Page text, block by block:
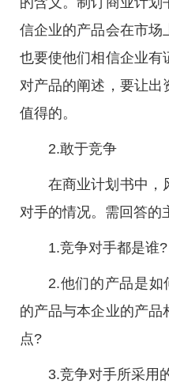
信企业的产品会在市场
也要使他们相信企业有
对产品的阐述，要让出
值得的。
2.敢于竞争
在商业计划书中，
对手的情况。需回答的
1.竞争对手都是谁?
2.他们的产品是
的产品与本企业的产品
点?
3.竞争对手所采用